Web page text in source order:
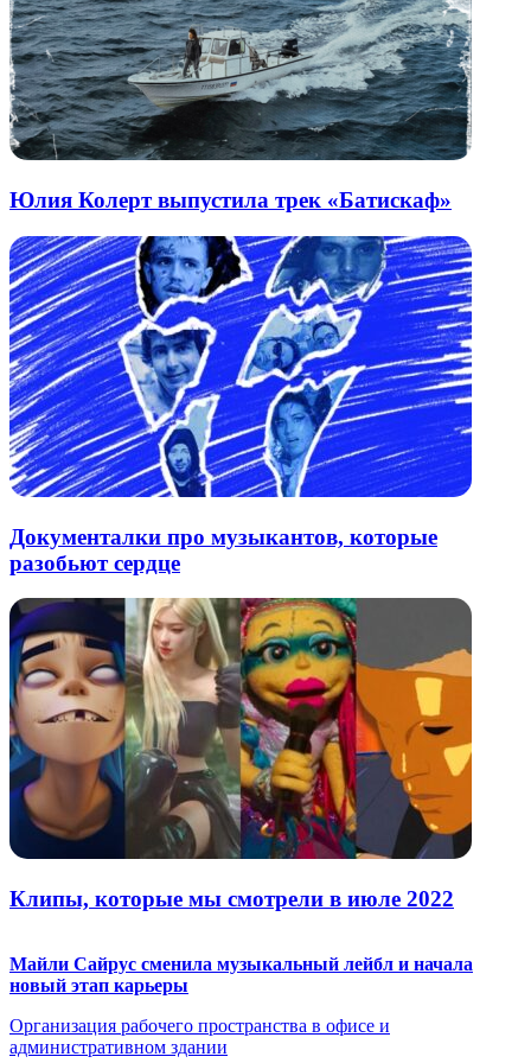
Юлия Колерт выпустила трек «Батискаф»
Документалки про музыкантов, которые
разобьют сердце
Клипы, которые мы смотрели в июле 2022
Майли Сайрус сменила музыкальный лейбл и начала
новый этап карьеры
Организация рабочего пространства в офисе и
административном здании